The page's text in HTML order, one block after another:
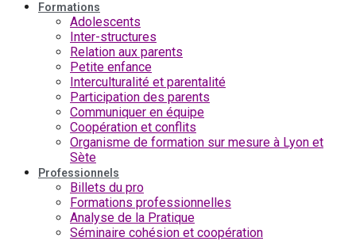
Formations
Adolescents
Inter-structures
Relation aux parents
Petite enfance
Interculturalité et parentalité
Participation des parents
Communiquer en équipe
Coopération et conflits
Organisme de formation sur mesure à Lyon et
Sète
Professionnels
Billets du pro
Formations professionnelles
Analyse de la Pratique
Séminaire cohésion et coopération